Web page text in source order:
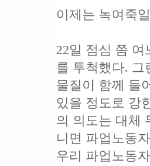
이제는 녹여죽
22일 점심 쯤
를 투척했다. 그
물질이 함께 들
있을 정도로 강
의 의도는 대체
니면 파업노동
우리 파업노동